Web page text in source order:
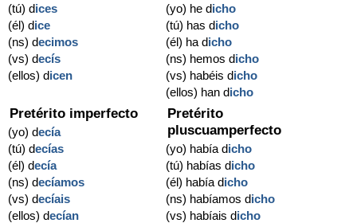
(tú) dices
(él) dice
(ns) decimos
(vs) decís
(ellos) dicen
(yo) he dicho
(tú) has dicho
(él) ha dicho
(ns) hemos dicho
(vs) habéis dicho
(ellos) han dicho
Pretérito imperfecto
(yo) decía
(tú) decías
(él) decía
(ns) decíamos
(vs) decíais
(ellos) decían
Pretérito
pluscuamperfecto
(yo) había dicho
(tú) habías dicho
(él) había dicho
(ns) habíamos dicho
(vs) habíais dicho